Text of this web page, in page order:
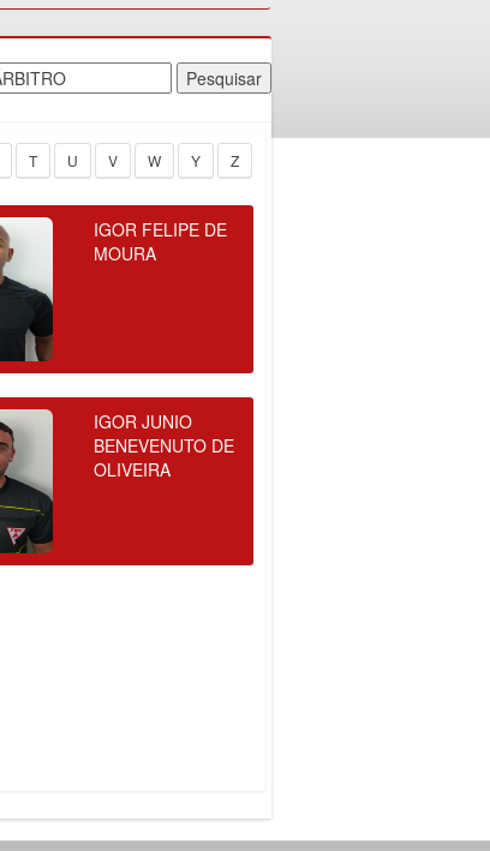
T U V W Y Z
IGOR FELIPE DE
MOURA
IGOR JUNIO
BENEVENUTO DE
OLIVEIRA